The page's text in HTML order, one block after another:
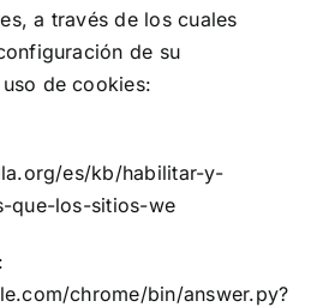
a través de los cuales
de su
de cookies:
es/kb/habilitar-y-
que-los-sitios-we
chrome/bin/answer.py?